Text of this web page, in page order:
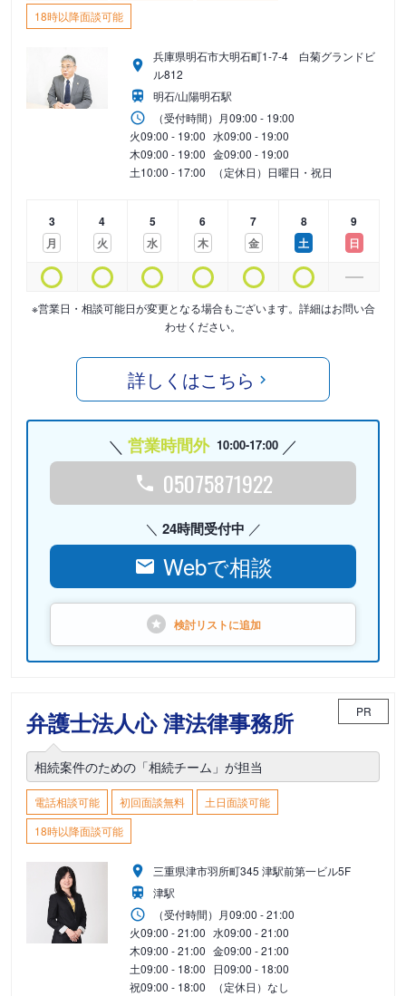
18時以降面談可能
兵庫県明石市大明石町1-7-4 白菊グランドビ
ル812
明石/山陽明石駅
（受付時間） 月09:00 - 19:00
火09:00 - 19:00 水09:00 - 19:00
木09:00 - 19:00 金09:00 - 19:00
土10:00 - 17:00 （定休日）日曜日・祝日
3
月
4
火
5
水
6
木
7
金
8
土
9
日
※営業日・相談可能日が変更となる場合もございます。詳細はお問い合
わせください。
詳しくはこちら
営業時間外 10:00-17:00
05075871922
24時間受付中
Webで相談
検討リストに追加
弁護士法人心 津法律事務所 PR
相続案件のための「相続チーム」が担当
電話相談可能 初回面談無料
土日面談可能
18時以降面談可能
三重県津市羽所町345 津駅前第一ビル5F
津駅
（受付時間） 月09:00 - 21:00
火09:00 - 21:00 水09:00 - 21:00
木09:00 - 21:00 金09:00 - 21:00
土09:00 - 18:00 日09:00 - 18:00
祝09:00 - 18:00 （定休日）なし